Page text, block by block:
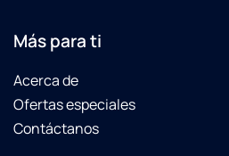
Más para ti
Acerca de
Ofertas especiales
Contáctanos